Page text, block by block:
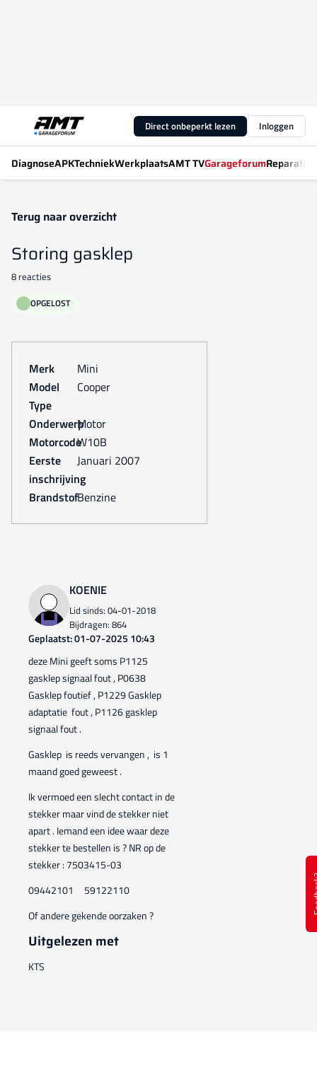
Direct onbeperkt lezen Inloggen
DiagnoseAPKTechniekWerkplaatsAMT TVGarageforum
Terug naar overzicht
Storing gasklep
8 reacties
OPGELOST
Merk
Mini
Model
Cooper
Type
OnderwerpMotor
Motorcode W10B
Eerste
inschrijving
januari 2007
Brandstof Benzine
KOENIE
Lid sinds: 04-01-2018
Bijdragen: 864
Geplaatst: 01-07-2025 10:43
deze Mini geeft soms P1125
gasklep signaal fout , P0638
Gasklep foutief , P1229 Gasklep
adaptatie fout , P1126 gasklep
signaal fout .
Gasklep is reeds vervangen , is 1
maand goed geweest .
Ik vermoed een slecht contact in de
stekker maar vind de stekker niet
apart . Iemand een idee waar deze
stekker te bestellen is ? NR op de
stekker : 7503415-03
09442101 59122110
Of andere gekende oorzaken ?
Uitgelezen met
KTS